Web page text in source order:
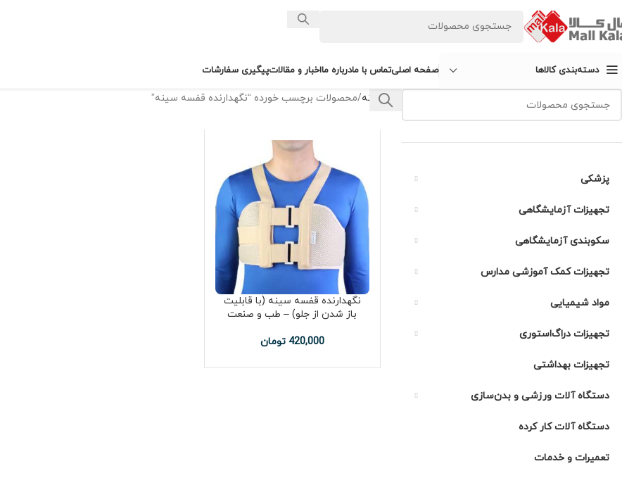
دسته‌بندی کالاها صفحه اصلیتماس با مادرباره مااخبار و مقالاتپیگیری سفارشات
پزشکی
تجهیزات آزمایشگاهی
سکوبندی آزمایشگاهی
تجهیزات کمک آموزشی مدارس
مواد شیمیایی
تجهیزات دراگ‌استوری
تجهیزات بهداشتی
دستگاه آلات ورزشی و بدن‌سازی
دستگاه آلات کار کرده
تعمیرات و خدمات
خانه محصولات برچسب خورده “نگهدارنده قفسه سینه”
نگهدارنده قفسه سینه (با قابلیت
باز شدن از جلو) – طب و صنعت
420,000 تومان